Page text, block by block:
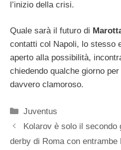
l’inizio della crisi.
Quale sarà il futuro di
contatti col Napoli, lo stesso
aperto alla possibilità,
chiedendo qualche giorno
davvero clamoroso.
Categorie
Juventus
Kolarov è solo il secondo
derby di Roma con entrambe